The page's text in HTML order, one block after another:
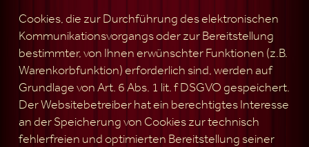
Cookies, die zur Durchführung des elektronischen
Kommunikationsvorgangs oder zur Bereitstellung
bestimmter, von Ihnen erwünschter Funktionen (z.B.
Warenkorbfunktion) erforderlich sind, werden auf
Grundlage von Art. 6 Abs. 1 lit. f DSGVO gespeichert.
Der Websitebetreiber hat ein berechtigtes Interesse
an der Speicherung von Cookies zur technisch
fehlerfreien und optimierten Bereitstellung seiner